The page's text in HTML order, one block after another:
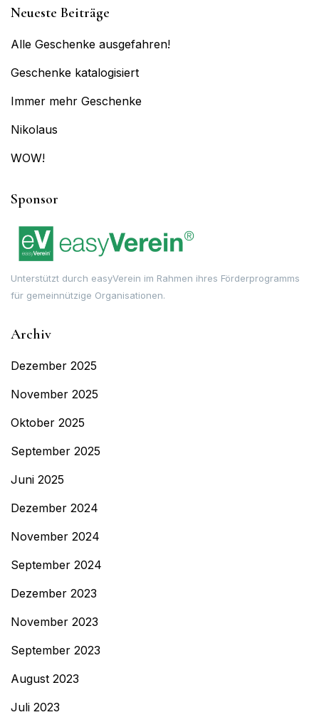
Neueste Beiträge
Alle Geschenke ausgefahren!
Geschenke katalogisiert
Immer mehr Geschenke
Nikolaus
WOW!
Sponsor
Unterstützt durch easyVerein im Rahmen ihres Förderprogramms
für gemeinnützige Organisationen.
Archiv
Dezember 2025
November 2025
Oktober 2025
September 2025
Juni 2025
Dezember 2024
November 2024
September 2024
Dezember 2023
November 2023
September 2023
August 2023
Juli 2023